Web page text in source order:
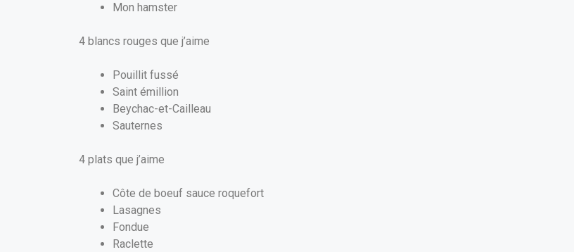
Mon hamster
4 blancs rouges que j’aime
Pouillit fussé
Saint émillion
Beychac-et-Cailleau
Sauternes
4 plats que j’aime
Côte de boeuf sauce roquefort
Lasagnes
Fondue
Raclette